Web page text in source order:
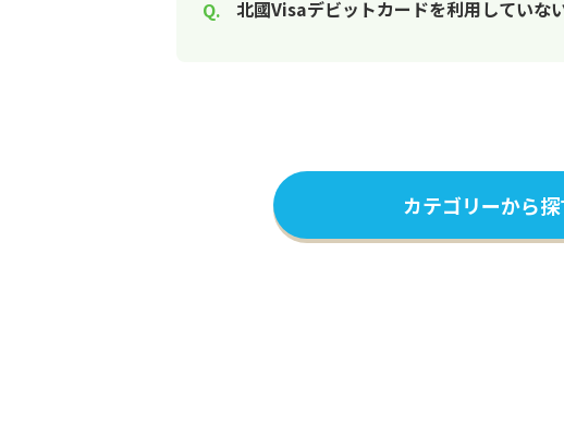
北國Visaデビットカードを利用していな
カテゴリーから探